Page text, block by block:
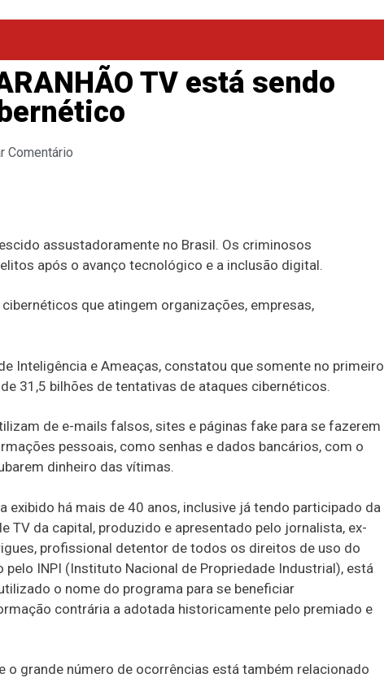
TV está sendo
Comentário
assustadoramente no Brasil. Os criminosos
após o avanço tecnológico e a inclusão digital.
que atingem organizações, empresas,
Inteligência e Ameaças, constatou que somente no primeiro
31,5 bilhões de tentativas de ataques cibernéticos.
de e-mails falsos, sites e páginas fake para se fazerem
pessoais, como senhas e dados bancários, com o
dinheiro das vítimas.
exibido há mais de 40 anos, inclusive já tendo participado da
TV da capital, produzido e apresentado pelo jornalista, ex-
profissional detentor de todos os direitos de uso do
INPI (Instituto Nacional de Propriedade Industrial), está
o nome do programa para se beneficiar
contrária a adotada historicamente pelo premiado e
o grande número de ocorrências está também relacionado